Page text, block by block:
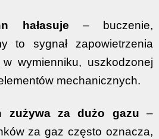
hałasuje – buczenie,
to sygnał zapowietrzenia
wymienniku, uszkodzonej
mechanicznych.
zużywa za dużo gazu –
za gaz często oznacza,